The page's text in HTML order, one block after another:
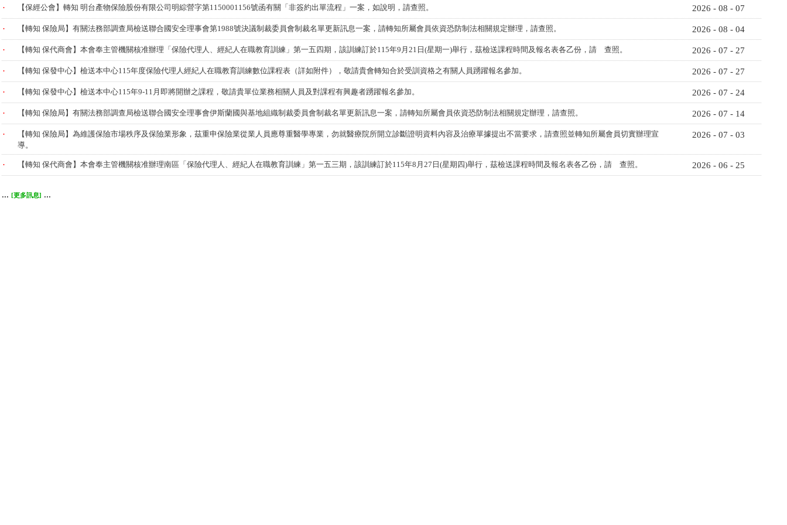
. 【保經公會】轉知 明台產物保險股份有限公司明綜營字第1150001156號函有關「非簽約出單流程」一案，如說明，請查照。 2026 - 08 - 07
. 【轉知 保險局】有關法務部調查局檢送聯合國安全理事會第1988號決議制裁委員會制裁名單更新訊息一案，請轉知所屬會員依資恐防制法相關規定辦理，請查照。 2026 - 08 - 04
. 【轉知 保代商會】本會奉主管機關核准辦理「保險代理人、經紀人在職教育訓練」第一五四期，該訓練訂於115年9月21日(星期一)舉行，茲檢送課程時間及報名表各乙份，請 查照。 2026 - 07 - 27
. 【轉知 保發中心】檢送本中心115年度保險代理人經紀人在職教育訓練數位課程表（詳如附件），敬請貴會轉知合於受訓資格之有關人員踴躍報名參加。 2026 - 07 - 27
. 【轉知 保發中心】檢送本中心115年9-11月即將開辦之課程，敬請貴單位業務相關人員及對課程有興趣者踴躍報名參加。 2026 - 07 - 24
. 【轉知 保險局】有關法務部調查局檢送聯合國安全理事會伊斯蘭國與基地組織制裁委員會制裁名單更新訊息一案，請轉知所屬會員依資恐防制法相關規定辦理，請查照。 2026 - 07 - 14
.
【轉知 保險局】為維護保險市場秩序及保險業形象，茲重申保險業從業人員應尊重醫學專業，勿就醫療院所開立診斷證明資料內容及治療單據提出不當要求，請查照並轉知所屬會員切實辦理宣
導。
2026 - 07 - 03
. 【轉知 保代商會】本會奉主管機關核准辦理南區「保險代理人、經紀人在職教育訓練」第一五三期，該訓練訂於115年8月27日(星期四)舉行，茲檢送課程時間及報名表各乙份，請 查照。 2026 - 06 - 25
... [更多訊息] ...